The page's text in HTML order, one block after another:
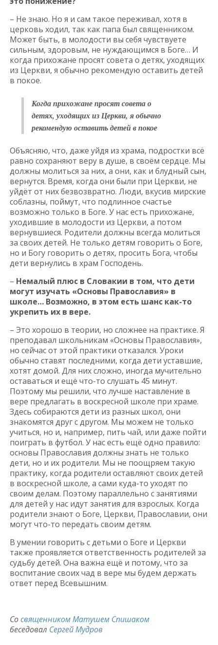
– Не знаю. Но я и сам такое переживал, хотя в
церковь ходил, так как папа был священником.
Может быть, в молодости вы себя чувствуете
сильным, здоровым, не нуждающимся в Боге… И
когда прихожане просят совета о детях, уходящих
из Церкви, я обычно рекомендую оставить детей
в покое.
Когда прихожане просят совета о
детях, уходящих из Церкви, я обычно
рекомендую оставить детей в покое
Объясняю, что, даже уйдя из храма, подростки всё
равно сохраняют веру в душе, в своём сердце. Мы
должны молиться за них, а они, как и блудный сын,
вернутся. Время, когда они были при Церкви, не
уйдёт от них безвозвратно. Люди, вкусив мирские
соблазны, поймут, что подлинное счастье
возможно только в Боге. У нас есть прихожане,
уходившие в молодости из Церкви, а потом
вернувшиеся. Родители должны всегда молиться
за своих детей. Не только детям говорить о Боге,
но и Богу говорить о детях, просить Бога, чтобы
дети вернулись в храм Господень.
– Немалый плюс в Словакии в том, что дети
могут изучать «Основы Православия» в
школе… Возможно, в этом есть шанс как-то
укрепить их в вере.
– Это хорошо в теории, но сложнее на практике. Я
преподавал школьникам «Основы Православия»,
но сейчас от этой практики отказался. Уроки
обычно ставят последними, когда дети уставшие,
хотят домой. Для них сложно, иногда мучительно
оставаться и ещё что-то слушать 45 минут.
Поэтому мы решили, что лучше наставление в
вере предлагать в воскресной школе при храме.
Здесь собираются дети из разных школ, они
знакомятся друг с другом. Мы можем не только
учиться, но и, например, пить чай, или даже пойти
поиграть в футбол. У нас есть ещё одно правило:
основы Православия должны знать не только
дети, но и их родители. Мы не поощряем такую
практику, когда родители оставляют своих детей
в воскресной школе, а сами куда-то уходят по
своим делам. Поэтому параллельно с занятиями
для детей у нас идут занятия для взрослых. Когда
родители знают о Боге, Церкви, Православии, они
могут что-то передать своим детям.
В умении говорить с детьми о Боге и Церкви
также проявляется ответственность родителей за
судьбу детей. Она важна ещё и потому, что за
воспитание своих чад в вере мы будем держать
ответ перед Всевышним.
Сосвященником Матушем Спишаком
беседовал Сергей Мудров